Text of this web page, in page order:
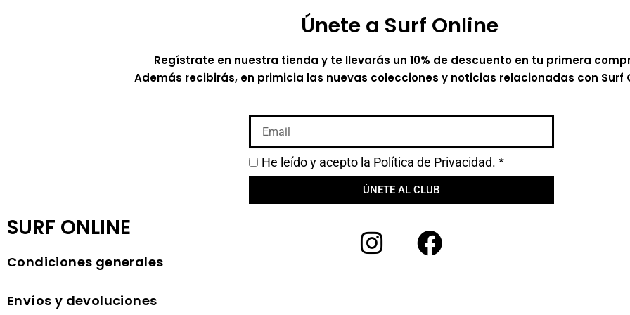
Únete a Surf Online
Regístrate en nuestra tienda y te llevarás un 10% de descuento en tu primera
Además recibirás, en primicia las nuevas colecciones y noticias relacionadas con Surf
He leído y acepto la Política de Privacidad. *
ÚNETE AL CLUB
SURF ONLINE
Condiciones generales
Envíos y devoluciones